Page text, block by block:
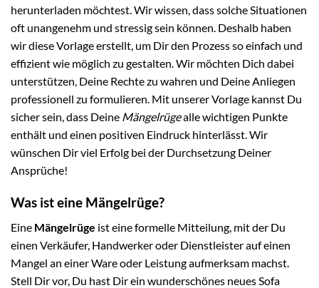
herunterladen möchtest. Wir wissen, dass solche Situationen
oft unangenehm und stressig sein können. Deshalb haben
wir diese Vorlage erstellt, um Dir den Prozess so einfach und
effizient wie möglich zu gestalten. Wir möchten Dich dabei
unterstützen, Deine Rechte zu wahren und Deine Anliegen
professionell zu formulieren. Mit unserer Vorlage kannst Du
sicher sein, dass Deine Mängelrügealle wichtigen Punkte
enthält und einen positiven Eindruck hinterlässt. Wir
wünschen Dir viel Erfolg bei der Durchsetzung Deiner
Ansprüche!
Was ist eine Mängelrüge?
Eine Mängelrüge ist eine formelle Mitteilung, mit der Du
einen Verkäufer, Handwerker oder Dienstleister auf einen
Mangel an einer Ware oder Leistung aufmerksam machst.
Stell Dir vor, Du hast Dir ein wunderschönes neues Sofa